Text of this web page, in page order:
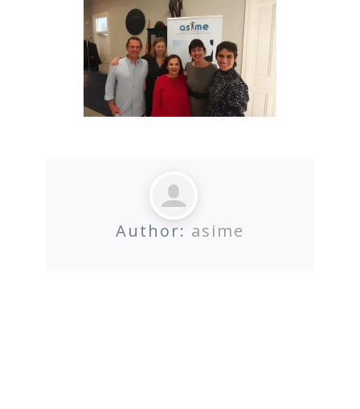
Author: asime